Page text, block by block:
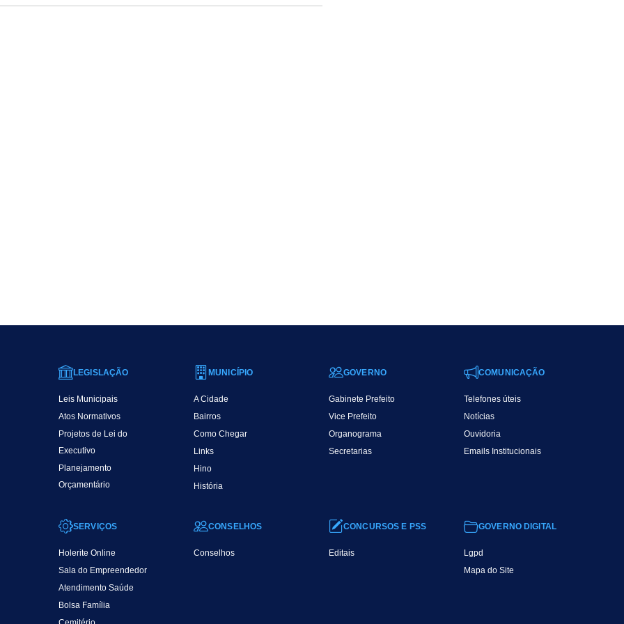
LEGISLAÇÃO
Leis Municipais
Atos Normativos
Projetos de Lei do
Executivo
Planejamento
Orçamentário
MUNICÍPIO
A Cidade
Bairros
Como Chegar
Links
Hino
História
GOVERNO
Gabinete Prefeito
Vice Prefeito
Organograma
Secretarias
COMUNICAÇÃO
Telefones úteis
Notícias
Ouvidoria
Emails Institucionais
SERVIÇOS
Holerite Online
Sala do Empreendedor
Atendimento Saúde
Bolsa Família
CONSELHOS
Conselhos
CONCURSOS E PSS
Editais
GOVERNO DIGITAL
Lgpd
Mapa do Site